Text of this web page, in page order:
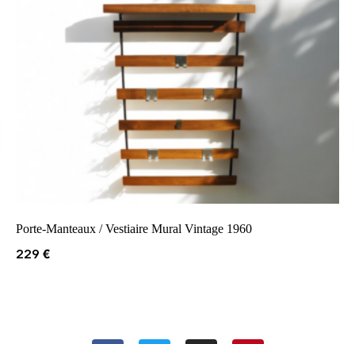
Porte-Manteaux / Vestiaire Mural Vintage 1960
229 €